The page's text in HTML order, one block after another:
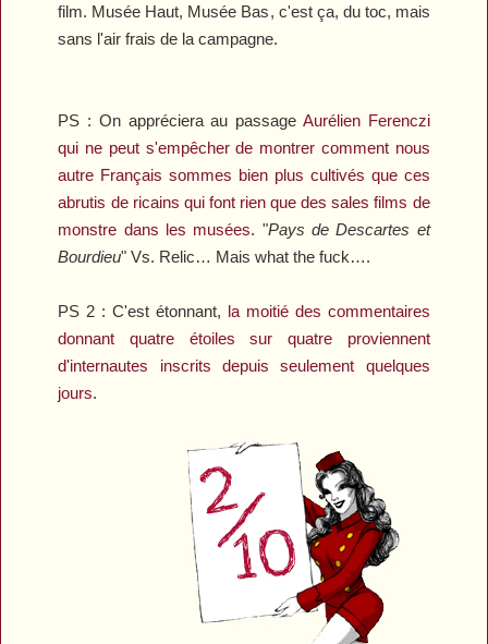
film. Musée Haut, Musée Bas, c'est ça, du toc, mais
sans l'air frais de la campagne.
PS : On appréciera au passage Aurélien Ferenczi
qui ne peut s'empêcher de montrer comment nous
autre Français sommes bien plus cultivés que ces
abrutis de ricains qui font rien que des sales films de
monstre dans les musées. "Pays de Descartes et
Bourdieu" Vs. Relic… Mais what the fuck….
PS 2 : C'est étonnant, la moitié des commentaires
donnant quatre étoiles sur quatre proviennent
d'internautes inscrits depuis seulement quelques
jours.